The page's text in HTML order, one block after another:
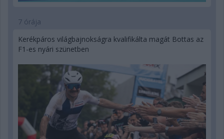
7 órája
Kerékpáros világbajnokságra kvalifikálta magát Bottas az
F1-es nyári szünetben